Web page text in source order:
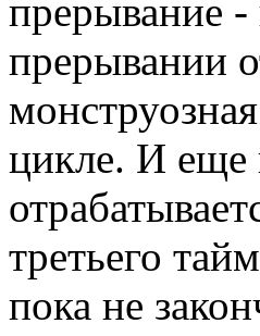
прерывание -
прерывании
цикле. И еще
третьего
пока не